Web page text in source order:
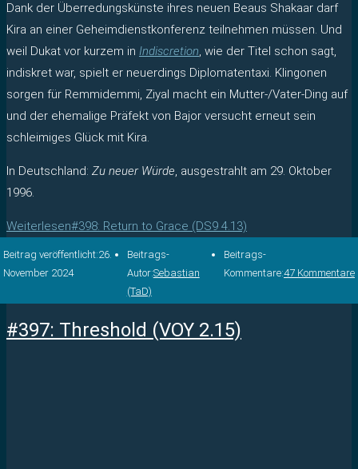
Dank der Überredungskünste ihres neuen Beaus Shakaar darf
Kira an einer Geheimdienstkonferenz teilnehmen müssen. Und
weil Dukat vor kurzem in Indiscretion, wie der Titel schon sagt,
indiskret war, spielt er neuerdings Diplomatentaxi. Klingonen
sorgen für Remmidemmi, Ziyal macht ein Mutter-/Vater-Ding auf
und der ehemalige Präfekt von Bajor versucht erneut sein
schleimiges Glück mit Kira.
In Deutschland: Zu neuer Würde, ausgestrahlt am 29. Oktober
1996.
Weiterlesen#398: Return to Grace (DS9 4.13)
Beitrag veröffentlicht:26.
November 2024
Beitrags-
Autor:Sebastian
(TaD)
Beitrags-
Kommentare:47 Kommentare
#397: Threshold (VOY 2.15)